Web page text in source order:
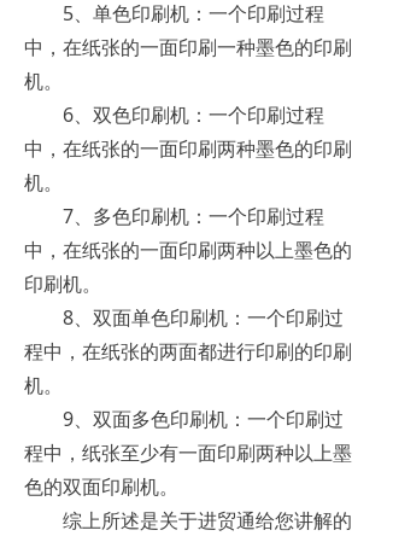
5、单色印刷机：一个印刷过程
中，在纸张的一面印刷一种墨色的印刷
机。
6、双色印刷机：一个印刷过程
中，在纸张的一面印刷两种墨色的印刷
机。
7、多色印刷机：一个印刷过程
中，在纸张的一面印刷两种以上墨色的
印刷机。
8、双面单色印刷机：一个印刷过
程中，在纸张的两面都进行印刷的印刷
机。
9、双面多色印刷机：一个印刷过
程中，纸张至少有一面印刷两种以上墨
色的双面印刷机。
综上所述是关于进贸通给您讲解的